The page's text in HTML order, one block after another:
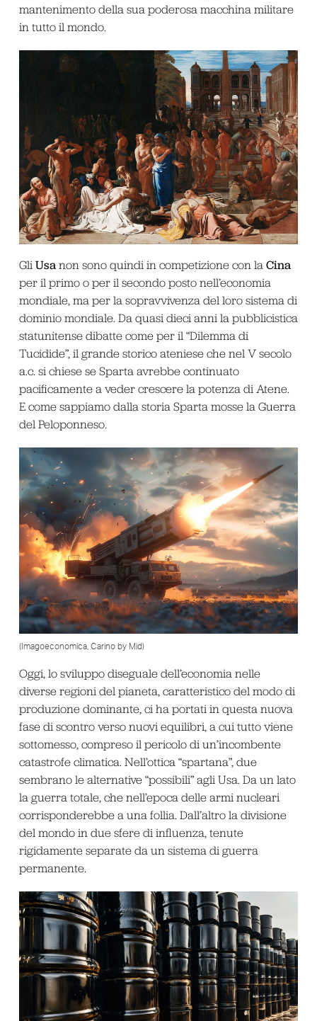
mantenimento della sua poderosa macchina militare
in tutto il mondo.
Gli Usanon sono quindi in competizione con la Cina
per il primo o per il secondo posto nell’economia
mondiale, ma per la sopravvivenza del loro sistema di
dominio mondiale. Da quasi dieci anni la pubblicistica
statunitense dibatte come per il “Dilemma di
Tucidide”, il grande storico ateniese che nel V secolo
a.c. si chiese se Sparta avrebbe continuato
pacificamente a veder crescere la potenza di Atene.
E come sappiamo dalla storia Sparta mosse la Guerra
del Peloponneso.
(Imagoeconomica, Carino by Mid)
Oggi, lo sviluppo diseguale dell’economia nelle
diverse regioni del pianeta, caratteristico del modo di
produzione dominante, ci ha portati in questa nuova
fase di scontro verso nuovi equilibri, a cui tutto viene
sottomesso, compreso il pericolo di un’incombente
catastrofe climatica. Nell’ottica “spartana”, due
sembrano le alternative “possibili” agli Usa. Da un lato
la guerra totale, che nell’epoca delle armi nucleari
corrisponderebbe a una follia. Dall’altro la divisione
del mondo in due sfere di influenza, tenute
rigidamente separate da un sistema di guerra
permanente.